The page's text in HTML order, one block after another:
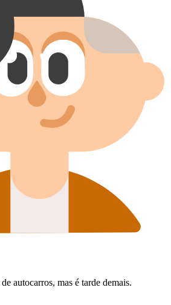
autocarros, mas é tarde demais.